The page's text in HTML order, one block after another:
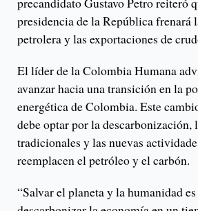
presidencia de la República frenará
petrolera y las exportaciones de
El líder de la Colombia Humana
avanzar hacia una transición en la
energética de Colombia. Este
debe optar por la descarbonización,
tradicionales y las nuevas
reemplacen el petróleo y el carbón.
“Salvar el planeta y la humanidad